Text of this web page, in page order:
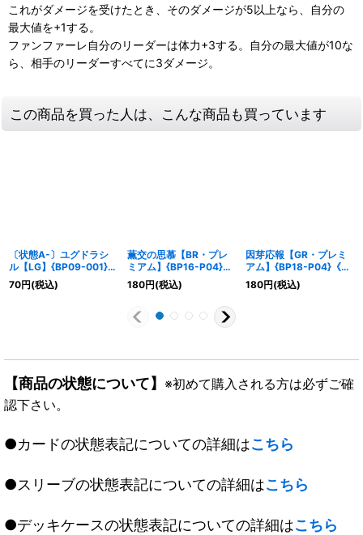
これがダメージを受けたとき、そのダメージが5以上なら、自分の
最大値を+1する。
ファンファーレ自分のリーダーは体力+3する。自分の最大値が10な
ら、相手のリーダーすべてに3ダメージ。
この商品を買った人は、こんな商品も買っています
〔状態A-〕ユグドラシ
ル【LG】{BP09-001}
《エルフ》
70円(税込)
薫交の思慕【BR・プレ
ミアム】{BP16-P04}
《エルフ》
180円(税込)
因芽応報【GR・プレミ
アム】{BP18-P04}《エ
ルフ》
180円(税込)
【商品の状態について】 ※初めて購入される方は必ずご確
認下さい。
●カードの状態表記についての詳細はこちら
●スリーブの状態表記についての詳細はこちら
●デッキケースの状態表記についての詳細はこちら